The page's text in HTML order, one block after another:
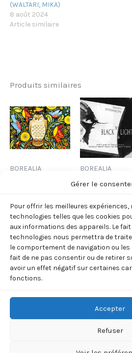
Gérer le
Pour offrir les meilleures
technologies telles que les cookies
aux informations des appareils. Le
technologies nous permettra de
le comportement de navigation ou les
fait de ne pas consentir ou de retirer
avoir un effet négatif sur certaines
fonctions.
Accepter
Refuser
(WALTARI, MIKA)
8 août 2024
Article similaire
Produits similaires
BOREALIA
« CHOUETTE
OISEAU »
(Julianne
Pashchkis)
12,00€ TTC
au
BOREALIA
BLACK
Ajouter
au
panier